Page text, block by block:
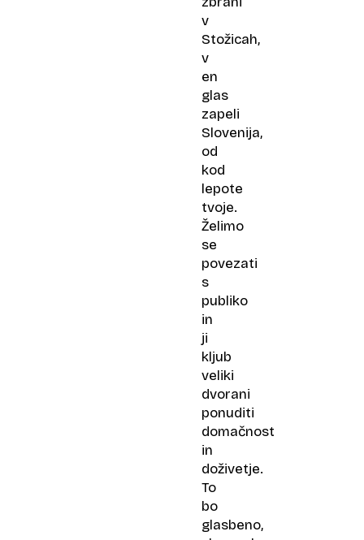
v
Stožicah,
v
en
glas
zapeli
Slovenija,
od
kod
lepote
tvoje.
Želimo
se
povezati
s
publiko
in
ji
kljub
veliki
dvorani
ponuditi
domačnost
in
doživetje.
To
bo
glasbeno,